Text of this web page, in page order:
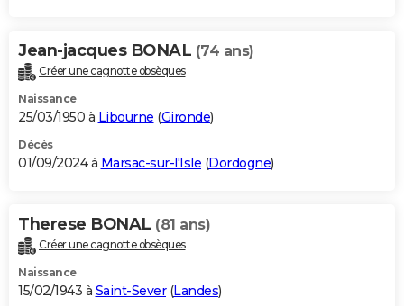
Jean-jacques BONAL (74 ans)
Créer une cagnotte obsèques
Naissance
25/03/1950 à Libourne (Gironde)
Décès
01/09/2024 à Marsac-sur-l'Isle (Dordogne)
Therese BONAL (81 ans)
Créer une cagnotte obsèques
Naissance
15/02/1943 à Saint-Sever(Landes)